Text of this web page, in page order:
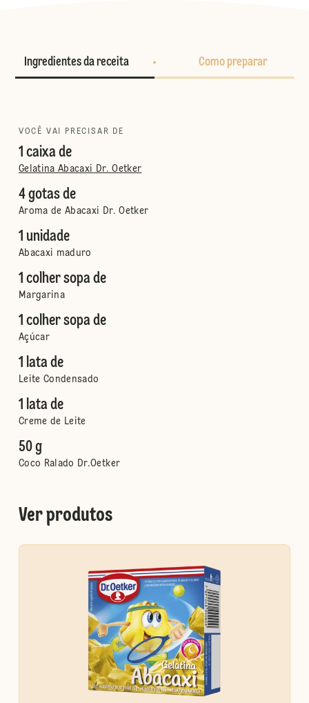
Ingredientes da receita Como preparar
VOCÊ VAI PRECISAR DE
1 caixa de
Gelatina Abacaxi Dr. Oetker
4 gotas de
Aroma de Abacaxi Dr. Oetker
1 unidade
Abacaxi maduro
1 colher sopa de
Margarina
1 colher sopa de
Açúcar
1 lata de
Leite Condensado
1 lata de
Creme de Leite
50 g
Coco Ralado Dr.Oetker
Ver produtos